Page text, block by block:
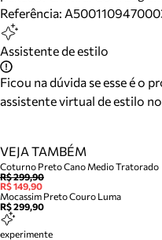
Referência:
Assistente de estilo
Ficou na dúvida se esse é o
assistente virtual de estilo
VEJA TAMBÉM
Coturno Preto Cano Medio Tratorado
R$ 299,90
R$ 149,90
Mocassim Preto Couro Luma
R$ 299,90
experimente